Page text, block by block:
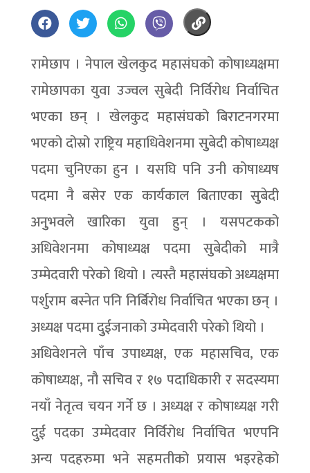
रामेछाप । नेपाल खेलकुद महासंघको कोषाध्यक्षमा
रामेछापका युवा उज्वल सुबेदी निर्विरोध निर्वाचित
भएका छन् । खेलकुद महासंघको बिराटनगरमा
भएको दोस्रो राष्ट्रिय महाधिवेशनमा सुुबेदी कोषाध्यक्ष
पदमा चुनिएका हुन । यसघि पनि उनी कोषाध्यष
पदमा नै बसेर एक कार्यकाल बिताएका सुुबेदी
अनुुभवले खारिका युवा हुन् । यसपटकको
अधिवेशनमा कोषाध्यक्ष पदमा सुुबेदीको मात्रै
उम्मेदवारी परेको थियो । त्यस्तै महासंघको अध्यक्षमा
पर्शुराम बस्नेत पनि निर्बिरोध निर्वाचित भएका छन् ।
अध्यक्ष पदमा दुुईजनाको उम्मेदवारी परेको थियो ।
अधिवेशनले पाँच उपाध्यक्ष, एक महासचिव, एक
कोषाध्यक्ष, नौ सचिव र १७ पदाधिकारी र सदस्यमा
नयाँ नेतृत्व चयन गर्ने छ । अध्यक्ष र कोषाध्यक्ष गरी
दुुई पदका उम्मेदवार निर्विरोध निर्वाचित भएपनि
अन्य पदहरुमा भने सहमतीको प्रयास भइरहेको